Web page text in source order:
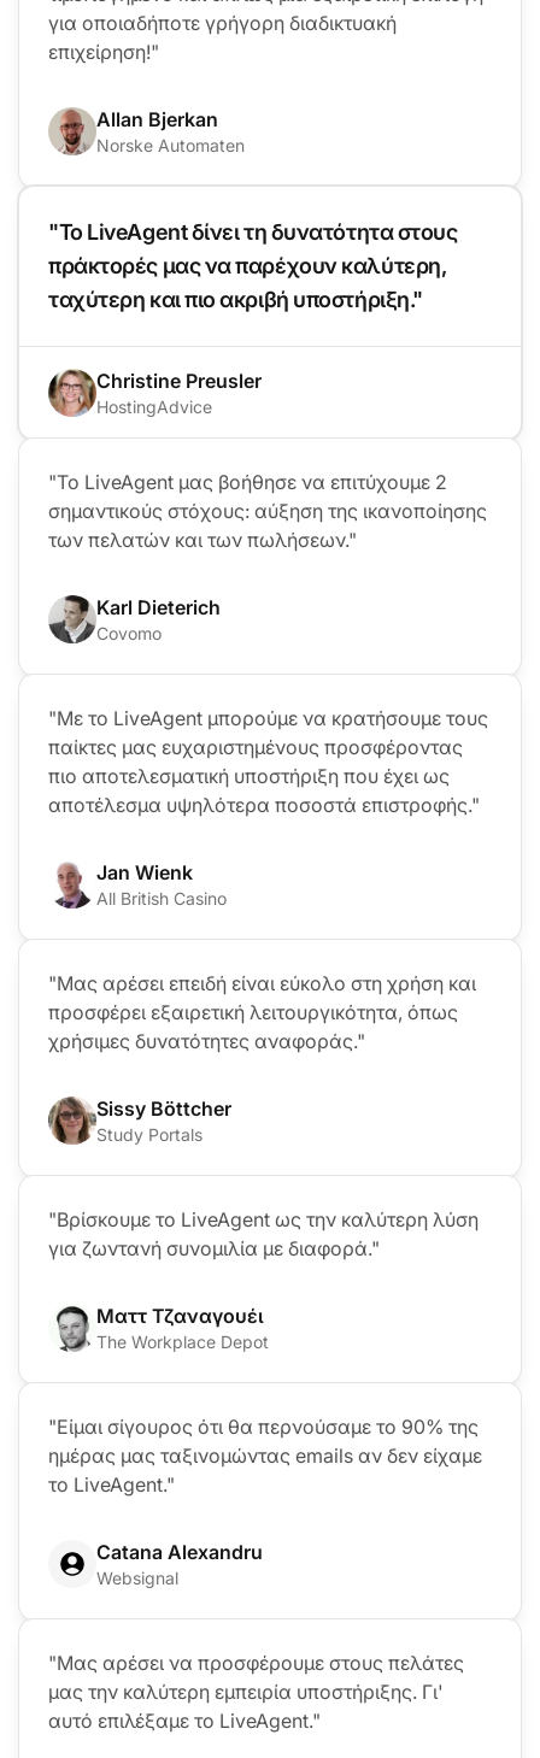
για οποιαδήποτε γρήγορη διαδικτυακή
επιχείρηση!"
Allan Bjerkan
Norske Automaten
"Το LiveAgent δίνει τη δυνατότητα στους
πράκτορές μας να παρέχουν καλύτερη,
ταχύτερη και πιο ακριβή υποστήριξη."
Christine Preusler
HostingAdvice
"Το LiveAgent μας βοήθησε να επιτύχουμε 2
σημαντικούς στόχους: αύξηση της ικανοποίησης
των πελατών και των πωλήσεων."
Karl Dieterich
Covomo
"Με το LiveAgent μπορούμε να κρατήσουμε τους
παίκτες μας ευχαριστημένους προσφέροντας
πιο αποτελεσματική υποστήριξη που έχει ως
αποτέλεσμα υψηλότερα ποσοστά επιστροφής."
Jan Wienk
All British Casino
"Μας αρέσει επειδή είναι εύκολο στη χρήση και
προσφέρει εξαιρετική λειτουργικότητα, όπως
χρήσιμες δυνατότητες αναφοράς."
Sissy Böttcher
Study Portals
"Βρίσκουμε το LiveAgent ως την καλύτερη λύση
για ζωντανή συνομιλία με διαφορά."
Ματτ Τζαναγουέι
The Workplace Depot
"Είμαι σίγουρος ότι θα περνούσαμε το 90% της
ημέρας μας ταξινομώντας emails αν δεν είχαμε
το LiveAgent."
Catana Alexandru
Websignal
"Μας αρέσει να προσφέρουμε στους πελάτες
μας την καλύτερη εμπειρία υποστήριξης. Γι'
αυτό επιλέξαμε το LiveAgent."